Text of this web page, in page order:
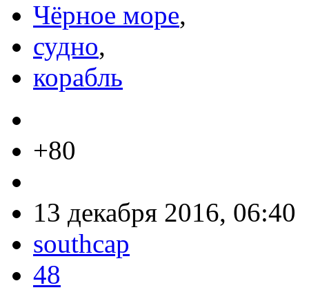
Чёрное море,
судно,
корабль
+80
13 декабря 2016, 06:40
southcap
48